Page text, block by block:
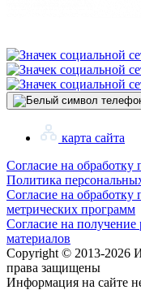
карта сайта
Согласие на
Политика
Согласие на
метрических программ
Согласие на
материалов
Copyright © 2013-2026
права защищены
Информация на сайте